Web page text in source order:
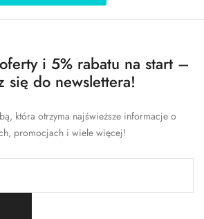
i 5% rabatu na start –
się do newslettera!
która otrzyma najświeższe informacje o
promocjach i wiele więcej!